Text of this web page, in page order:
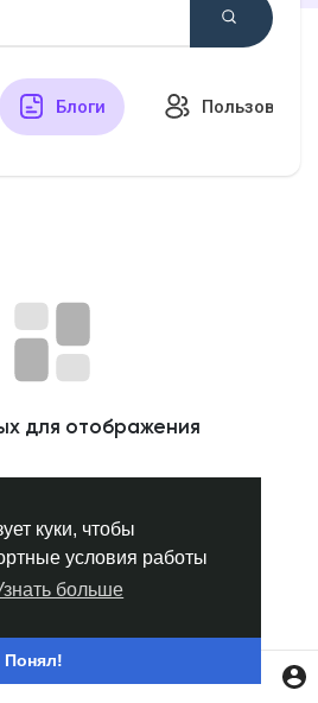
куки, чтобы
условия работы
больше
Понял!
Блоги
для отображения